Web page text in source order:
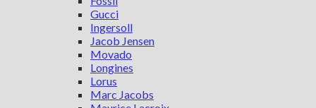
Gucci
Ingersoll
Jacob Jensen
Movado
Longines
Lorus
Marc Jacobs